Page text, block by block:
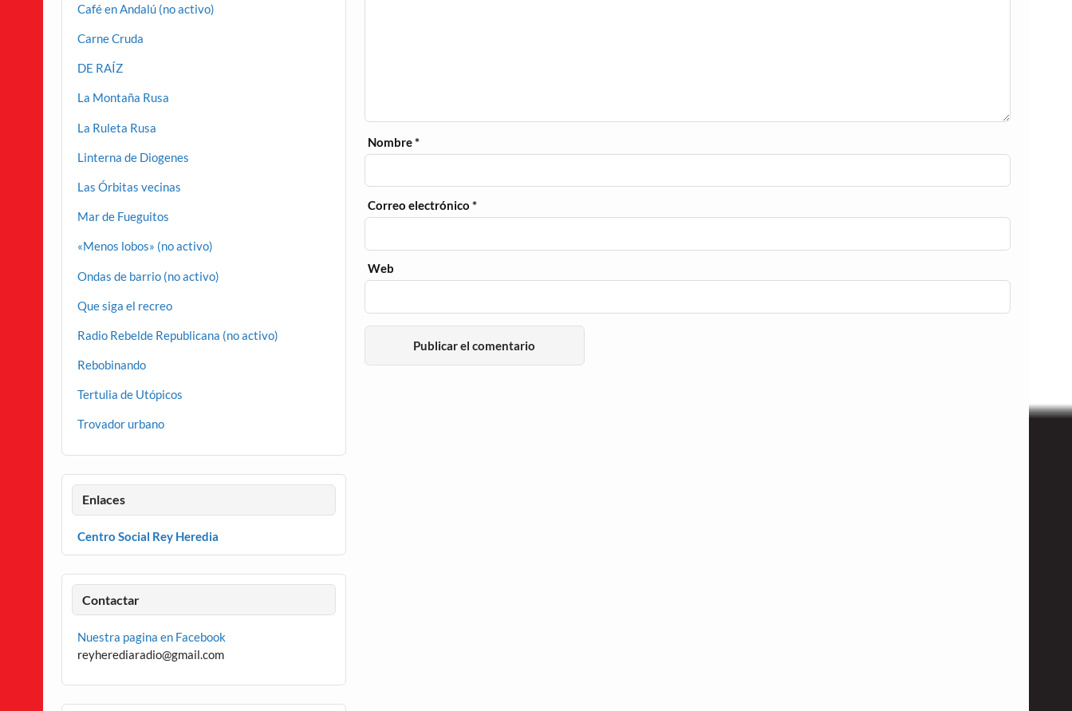
Nombre*
Correo electrónico*
Web
Café en Andalú (no activo)
Carne Cruda
DE RAÍZ
La Montaña Rusa
La Ruleta Rusa
Linterna de Diogenes
Las Órbitas vecinas
Mar de Fueguitos
«Menos lobos» (no activo)
Ondas de barrio (no activo)
Que siga el recreo
Radio Rebelde Republicana (no activo)
Rebobinando
Tertulia de Utópicos
Trovador urbano
Enlaces
Centro Social Rey Heredia
Contactar
Nuestra pagina en Facebook
reyherediaradio@gmail.com